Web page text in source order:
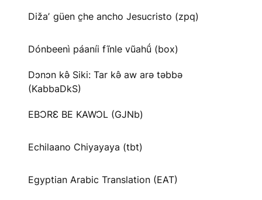
Dižaʼ güen c̱he ancho Jesucristo (zpq)
Dónbeenì páaníi fĩnle vũahṹ (box)
Dɔnɔn kə̂ Siki: Tar kə̂ aw arə təbbə
(KabbaDkS)
EBƆRƐ BE KAWƆL (GJNb)
Echilaano Chiyayaya (tbt)
Egyptian Arabic Translation (EAT)